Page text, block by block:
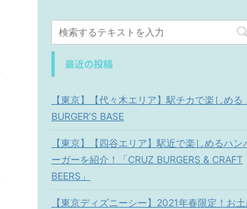
最近の投稿
【東京】【代々木エリア】駅チカで楽しめる
BURGER’S BASE
【東京】【四谷エリア】駅近で楽しめるハン
ーガーを紹介！「CRUZ BURGERS & CRAFT
BEERS」
【東京ディズニーシー】2021年春限定！お